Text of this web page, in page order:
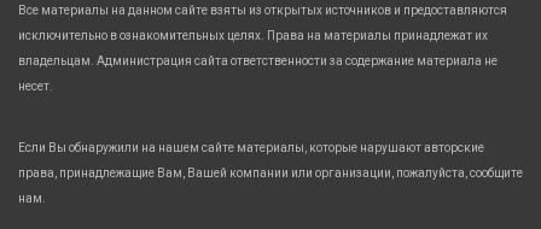
Все материалы на данном сайте взяты из открытых источников и предоставляются
исключительно в ознакомительных целях. Права на материалы принадлежат их
владельцам. Администрация сайта ответственности за содержание материала не
несет.
Если Вы обнаружили на нашем сайте материалы, которые нарушают авторские
права, принадлежащие Вам, Вашей компании или организации, пожалуйста, сообщите
нам.